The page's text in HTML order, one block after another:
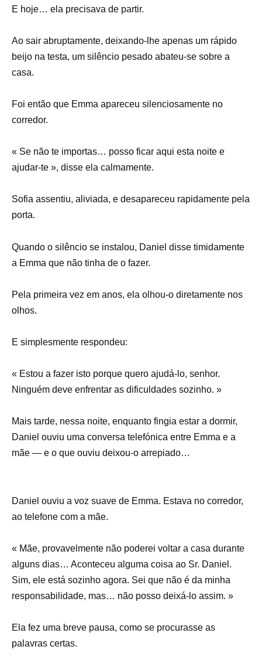
E hoje… ela precisava de partir.
Ao sair abruptamente, deixando-lhe apenas um rápido
beijo na testa, um silêncio pesado abateu-se sobre a
casa.
Foi então que Emma apareceu silenciosamente no
corredor.
« Se não te importas… posso ficar aqui esta noite e
ajudar-te », disse ela calmamente.
Sofia assentiu, aliviada, e desapareceu rapidamente pela
porta.
Quando o silêncio se instalou, Daniel disse timidamente
a Emma que não tinha de o fazer.
Pela primeira vez em anos, ela olhou-o diretamente nos
olhos.
E simplesmente respondeu:
« Estou a fazer isto porque quero ajudá-lo, senhor.
Ninguém deve enfrentar as dificuldades sozinho. »
Mais tarde, nessa noite, enquanto fingia estar a dormir,
Daniel ouviu uma conversa telefónica entre Emma e a
mãe — e o que ouviu deixou-o arrepiado…
Daniel ouviu a voz suave de Emma. Estava no corredor,
ao telefone com a mãe.
« Mãe, provavelmente não poderei voltar a casa durante
alguns dias… Aconteceu alguma coisa ao Sr. Daniel.
Sim, ele está sozinho agora. Sei que não é da minha
responsabilidade, mas… não posso deixá-lo assim. »
Ela fez uma breve pausa, como se procurasse as
palavras certas.